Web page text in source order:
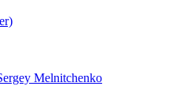
Melnitchenko